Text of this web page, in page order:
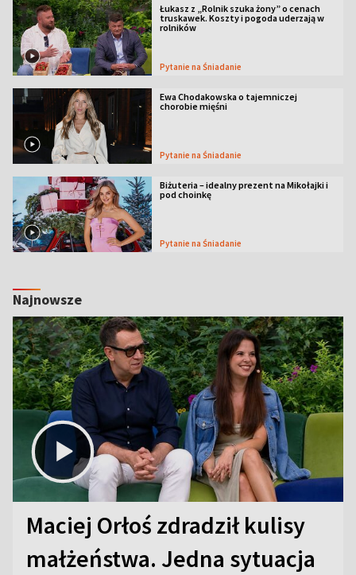
Łukasz z „Rolnik szuka żony” o cenach
truskawek. Koszty i pogoda uderzają w
rolników
Pytanie na Śniadanie
Ewa Chodakowska o tajemniczej
chorobie mięśni
Pytanie na Śniadanie
Biżuteria – idealny prezent na Mikołajki i
pod choinkę
Pytanie na Śniadanie
Najnowsze
Maciej Orłoś zdradził kulisy
małżeństwa. Jedna sytuacja